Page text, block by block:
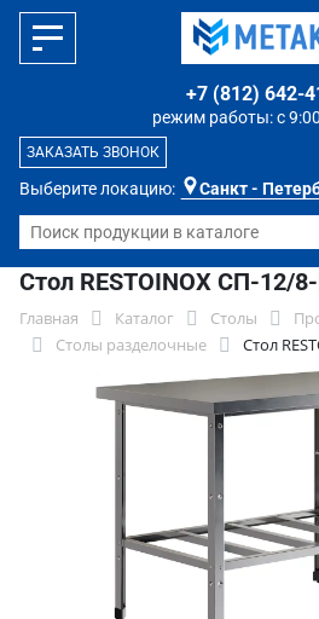
Выберите локацию: Санкт -
режим работы: с
+7 (812) 642-
ЗАКАЗАТЬ ЗВОНОК
Стол RESTOINOX СП-12/
Главная Каталог Столы
Столы разделочные
Стол